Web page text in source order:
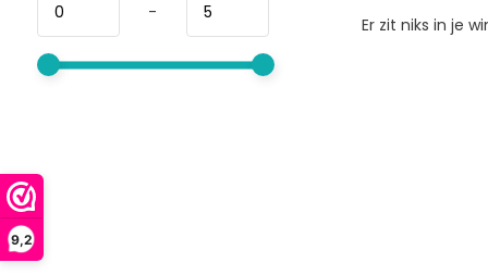
9,2
-
Er zit niks in je